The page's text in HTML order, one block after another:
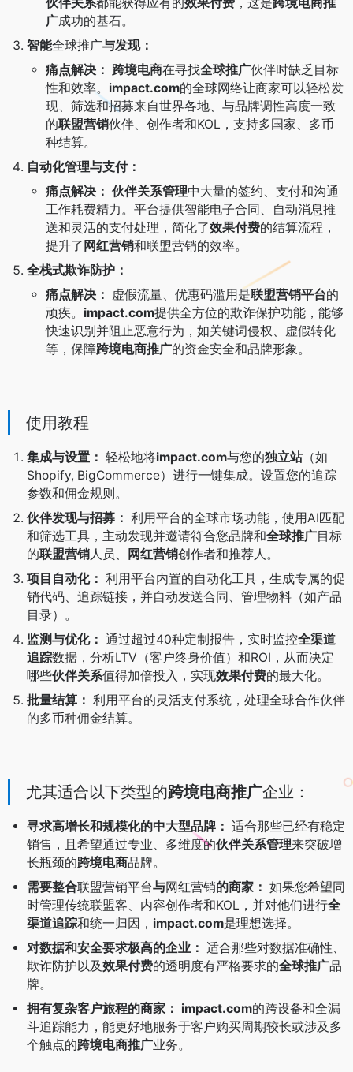
广成功的基石。
智能全球推广与发现：
痛点解决： 跨境电商在寻找全球推广伙伴时缺乏目标
性和效率。 impact.com的全球网络让商家可以轻松发
现、筛选和招募来自世界各地、与品牌调性高度一致
的联盟营销伙伴、创作者和KOL，支持多国家、多币
种结算。
自动化管理与支付：
痛点解决： 伙伴关系管理中大量的签约、支付和沟通
工作耗费精力。平台提供智能电子合同、自动消息推
送和灵活的支付处理，简化了效果付费的结算流程，
提升了 网红营销和联盟营销的效率。
全栈式欺诈防护：
痛点解决：
虚假流量、优惠码滥用是联盟营销平台的
顽疾。 impact.com提供全方位的欺诈保护功能，能够
快速识别并阻止恶意行为，如关键词侵权、虚假转化
等，保障跨境电商推广的资金安全和品牌形象。
使用教程
集成与设置： 轻松地将impact.com与您的独立站（如
Shopify, BigCommerce）进行一键集成。设置您的追踪
参数和佣金规则。
伙伴发现与招募： 利用平台的全球市场功能，使用AI匹配
和筛选工具，主动发现并邀请符合您品牌和全球推广目标
的联盟营销人员、 网红营销创作者和推荐人。
项目自动化： 利用平台内置的自动化工具，生成专属的促
销代码、追踪链接，并自动发送合同、管理物料（如产品
目录）。
监测与优化： 通过超过40种定制报告，实时监控全渠道
追踪数据，分析LTV（客户终身价值）和ROI，从而决定
哪些伙伴关系值得加倍投入，实现效果付费的最大化。
批量结算： 利用平台的灵活支付系统，处理全球合作伙伴
的多币种佣金结算。
尤其适合以下类型的跨境电商推广企业：
寻求高增长和规模化的中大型品牌： 适合那些已经有稳定
销售，且希望通过专业、多维度的伙伴关系管理来突破增
长瓶颈的跨境电商品牌。
需要整合联盟营销平台与网红营销的商家： 如果您希望同
时管理传统联盟客、内容创作者和KOL，并对他们进行全
渠道追踪和统一归因， impact.com是理想选择。
对数据和安全要求极高的企业： 适合那些对数据准确性、
欺诈防护以及效果付费的透明度有严格要求的全球推广品
牌。
拥有复杂客户旅程的商家： impact.com的跨设备和全漏
斗追踪能力，能更好地服务于客户购买周期较长或涉及多
个触点的跨境电商推广业务。